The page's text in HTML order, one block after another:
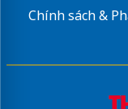
Bảng giáImperia
Chính sách &